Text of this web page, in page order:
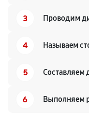
3 Проводим
4 Называем
5 Составляем
6 Выполняем